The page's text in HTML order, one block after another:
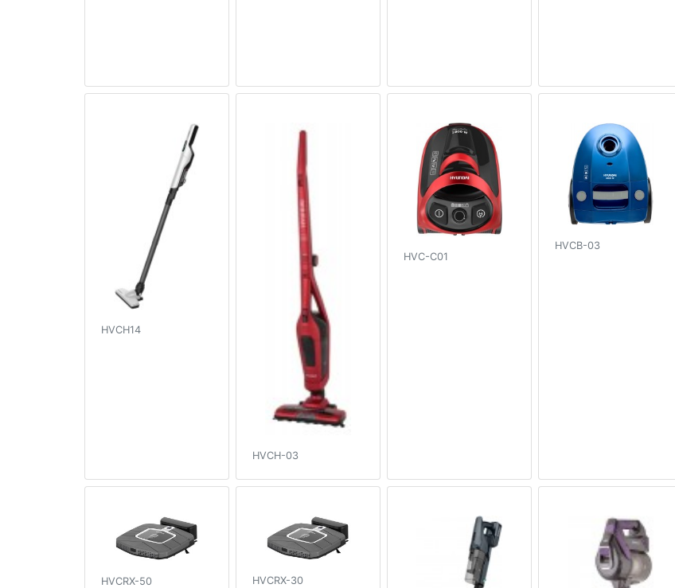
HVCH14
HVCH-03
HVC-C01
HVCB-03
HVCRX-50 HVCRX-30